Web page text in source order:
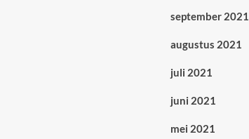
september 2021
augustus 2021
juli 2021
juni 2021
mei 2021